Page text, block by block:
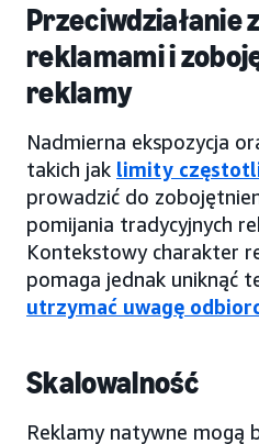
Przeciwdziałanie
reklamami i
reklamy
Nadmierna ekspozycja
takich jak limity
prowadzić do
pomijania tradycyjnych
Kontekstowy charakter
pomaga jednak uniknąć
utrzymać uwagę
Skalowalność
Reklamy natywne mogą